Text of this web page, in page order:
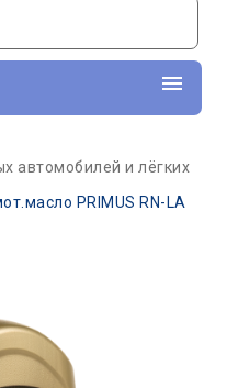
автомобилей и лёгких
PRIMUS RN-LA